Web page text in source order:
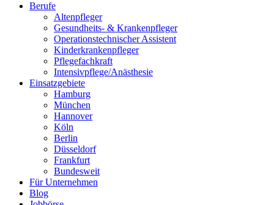
Berufe
Altenpfleger
Gesundheits- & Krankenpfleger
Operationstechnischer Assistent
Kinderkrankenpfleger
Pflegefachkraft
Intensivpflege/Anästhesie
Einsatzgebiete
Hamburg
München
Hannover
Köln
Berlin
Düsseldorf
Frankfurt
Bundesweit
Für Unternehmen
Blog